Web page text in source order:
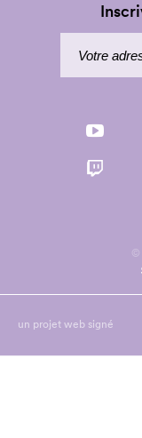
©
un projet web signé